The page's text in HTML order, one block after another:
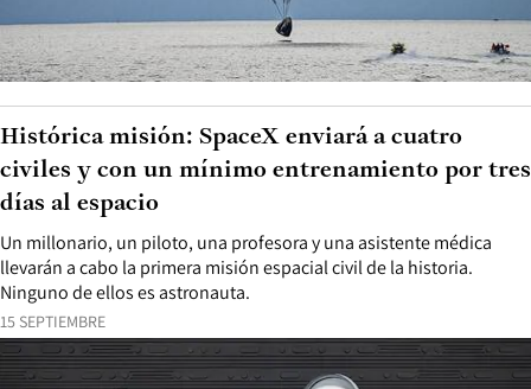
15 SEPTIEMBRE
Un millonario, un piloto, una profesora y una asistente médica
llevarán a cabo la primera misión espacial civil de la historia.
Ninguno de ellos es astronauta.
Histórica misión: SpaceX enviará a cuatro
civiles y con un mínimo entrenamiento por tres
días al espacio